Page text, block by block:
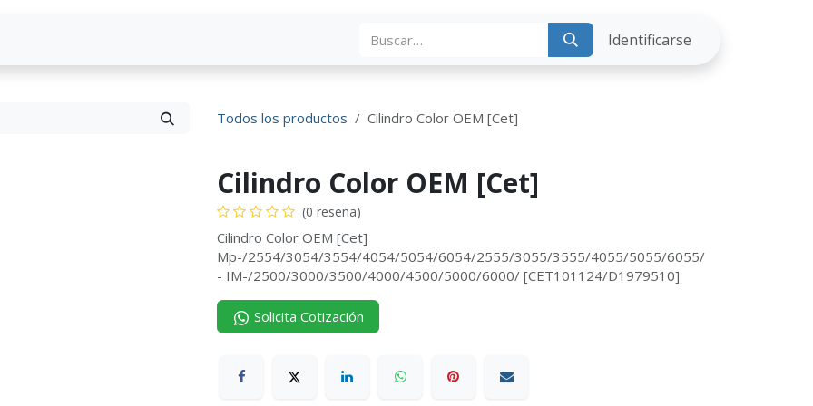
Convocatoria Identificarse
Todos los productos Cilindro Color OEM [Cet]
Cilindro Color OEM [Cet]
(0 reseña)
Cilindro Color OEM [Cet]
Mp-/2554/3054/3554/4054/5054/6054/2555/3055/3555/4055/5055/6055/
- IM-/2500/3000/3500/4000/4500/5000/6000/ [CET101124/D1979510]
Solicita Cotización